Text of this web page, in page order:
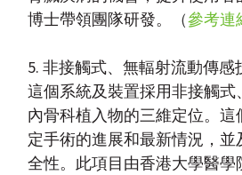
博士帶領團隊研發。
（參考連
5. 非接觸式、無輻射流動傳感
這個系統及裝置採用非接觸
內骨科植入物的三維定位。
定手術的進展和最新情況，
全性。此項目由香港大學醫